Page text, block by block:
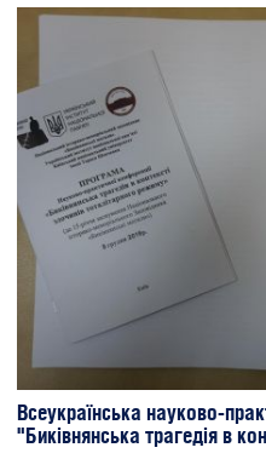
Всеукраїнська науково-
"Биківнянська трагедія в